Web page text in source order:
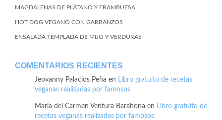
MAGDALENAS DE PLÁTANO Y FRAMBUESA
HOT DOG VEGANO CON GARBANZOS
ENSALADA TEMPLADA DE MIJO Y VERDURAS
COMENTARIOS RECIENTES
Jeovanny Palacios Peña en Libro gratuito de recetas
veganas realizadas por famosos
María del Carmen Ventura Barahona en Libro gratuito de
recetas veganas realizadas por famosos